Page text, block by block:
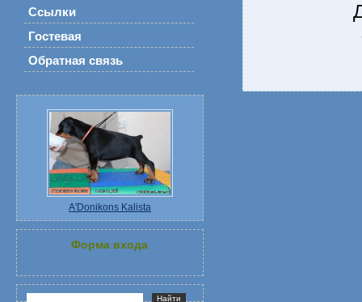
Ссылки
Гостевая
Обратная связь
A'Donikons Kalista
Форма входа